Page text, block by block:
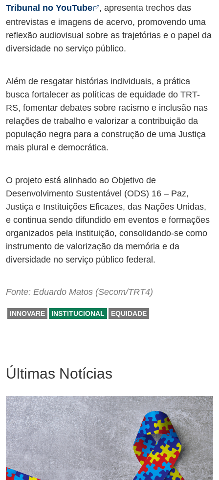
Tribunal no YouTube
Abre em nova aba
, apresenta trechos das
entrevistas e imagens de acervo, promovendo uma
reflexão audiovisual sobre as trajetórias e o papel da
diversidade no serviço público.
Além de resgatar histórias individuais, a prática
busca fortalecer as políticas de equidade do TRT-
RS, fomentar debates sobre racismo e inclusão nas
relações de trabalho e valorizar a contribuição da
população negra para a construção de uma Justiça
mais plural e democrática.
O projeto está alinhado ao Objetivo de
Desenvolvimento Sustentável (ODS) 16 – Paz,
Justiça e Instituições Eficazes, das Nações Unidas,
e continua sendo difundido em eventos e formações
organizados pela instituição, consolidando-se como
instrumento de valorização da memória e da
diversidade no serviço público federal.
Fonte: Eduardo Matos (Secom/TRT4)
INNOVARE INSTITUCIONAL EQUIDADE
Últimas Notícias